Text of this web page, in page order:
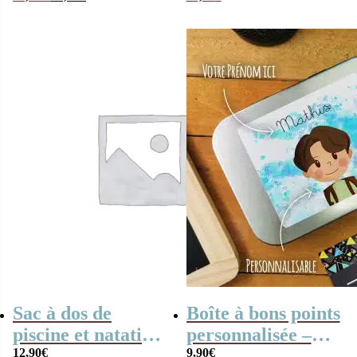
Sac à dos de
piscine et natation
12,90€
Boîte à bons points
personnalisée –
9,90€